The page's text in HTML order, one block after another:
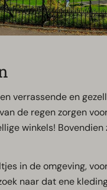
verrassende en
de regen zorgen
winkels!
in de omgeving,
naar dat ene